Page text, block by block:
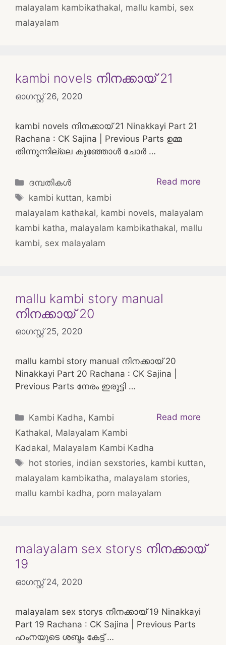
malayalam kambikathakal, mallu kambi, sex
malayalam
kambi novels നിനക്കായ് 21
ഓഗസ്റ്റ്‌ 26, 2020
kambi novels നിനക്കായ് 21 Ninakkayi Part 21
Rachana : CK Sajina | Previous Parts ഉമ്മ
തിന്നുന്നില്ലെ കുഞ്ഞോൾ ചോർ …
Read more
Categories
ദമ്പതികള്‍
Tags
kambi kuttan, kambi
malayalam kathakal, kambi novels, malayalam
kambi katha, malayalam kambikathakal, mallu
kambi, sex malayalam
mallu kambi story manual
നിനക്കായ് 20
ഓഗസ്റ്റ്‌ 25, 2020
mallu kambi story manual നിനക്കായ് 20
Ninakkayi Part 20 Rachana : CK Sajina |
Previous Parts നേരം ഇരുട്ടി …
Read more
Categories
Kambi Kadha, Kambi
Kathakal, Malayalam Kambi
Kadakal, Malayalam Kambi Kadha
Tags
hot stories, indian sexstories, kambi kuttan,
malayalam kambikatha, malayalam stories,
mallu kambi kadha, porn malayalam
malayalam sex storys നിനക്കായ്
19
ഓഗസ്റ്റ്‌ 24, 2020
malayalam sex storys നിനക്കായ് 19 Ninakkayi
Part 19 Rachana : CK Sajina | Previous Parts
ഹംനയുടെ ശബ്ദം കേട്ട് …